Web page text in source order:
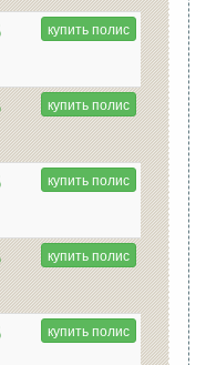
купить полис
купить полис
купить полис
купить полис
купить полис